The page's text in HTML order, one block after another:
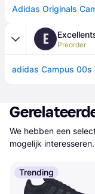
E Preorder
adidas Campus
We hebben een
mogelijk interesseren.
Trending